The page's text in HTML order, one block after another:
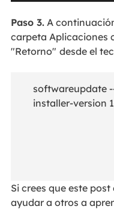
Paso 3.A
carpeta Aplicaciones
"Retorno" desde el
softwareupdate
installer-version
Si crees que este
ayudar a otros a